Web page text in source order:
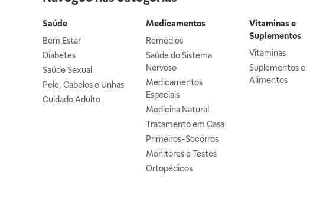
Saúde
Bem Estar
Diabetes
Saúde Sexual
Pele, Cabelos e Unhas
Cuidado Adulto
Medicamentos
Remédios
Saúde do Sistema
Nervoso
Medicamentos
Especiais
Medicina Natural
Tratamento em Casa
Primeiros-Socorros
Monitores e Testes
Ortopédicos
Vitaminas e
Suplementos
Vitaminas
Suplementos e
Alimentos